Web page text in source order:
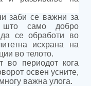
заби се важни за
само добро
се обработи во
исхрана на
во телото.
во периодот кога
освен усните,
важна улога.